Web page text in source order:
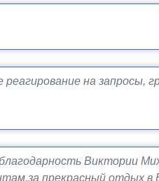
на запросы,
Виктории
прекрасный отдых в